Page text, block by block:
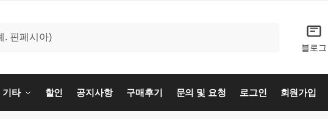
블로그
기타 할인 공지사항 구매후기 문의 및 요청 로그인 회원가입